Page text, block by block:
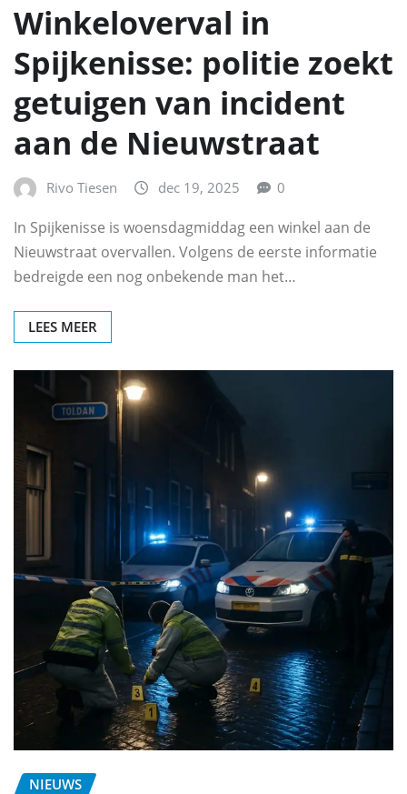
Winkeloverval in
Spijkenisse: politie zoekt
getuigen van incident
aan de Nieuwstraat
Rivo Tiesen dec 19, 2025 0
In Spijkenisse is woensdagmiddag een winkel aan de
Nieuwstraat overvallen. Volgens de eerste informatie
bedreigde een nog onbekende man het…
LEES MEER
NIEUWS